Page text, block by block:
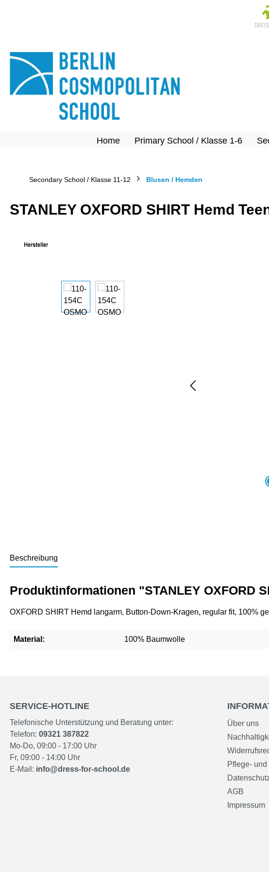
Home Primary School / Klasse 1-6
Secondary School / Klasse 11-12 Blusen / Hemden
STANLEY OXFORD SHIRT Hemd
Bildergalerie überspringen
Beschreibung
Produktinformationen "STANLEY OXFORD
OXFORD SHIRT Hemd langarm, Button-Down-Kragen, regular fit, 100%
Material: 100% Baumwolle
SERVICE-HOTLINE
Telefonische Unterstützung und Beratung unter:
Telefon: 09321 387822
Mo-Do, 09:00 - 17:00 Uhr
Fr, 09:00 - 14:00 Uhr
E-Mail: info@dress-for-school.de
Über uns
Pflege-
AGB
Impressum